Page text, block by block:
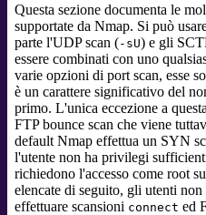
Questa sezione documenta le
supportate da Nmap. Si può
parte l'UDP scan (-sU) e gli
essere combinati con uno
varie opzioni di port scan, esse
è un carattere significativo del
primo. L'unica eccezione a
FTP bounce scan che viene
default Nmap effettua un SYN
l'utente non ha privilegi
richiedono l'accesso come root
elencate di seguito, gli utenti
effettuare scansioni connect ed